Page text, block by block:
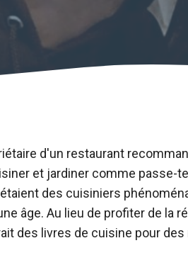
d'un restaurant
et jardiner comme passe-
des cuisiniers
âge. Au lieu de profiter de la
des livres de cuisine pour